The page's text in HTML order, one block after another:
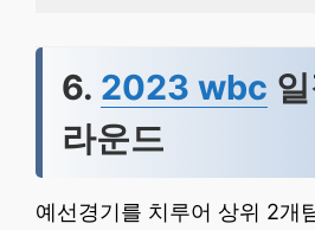
6. 2023 wbc
라운드
예선경기를 치루어 상위 2개